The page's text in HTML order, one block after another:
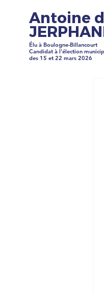
Antoine
Élu à Boulogne-Billancourt
Candidat à l'élection
des 15 et 22 mars 2026